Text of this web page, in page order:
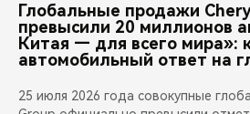
Глобальные продажи
превысили 20 миллионов
Китая — для всего мира»:
автомобильный ответ на
25 июля 2026 года совокупные